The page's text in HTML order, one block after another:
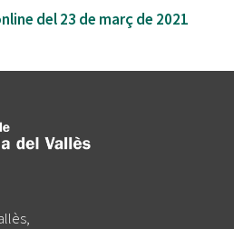
del 23 de març de 2021